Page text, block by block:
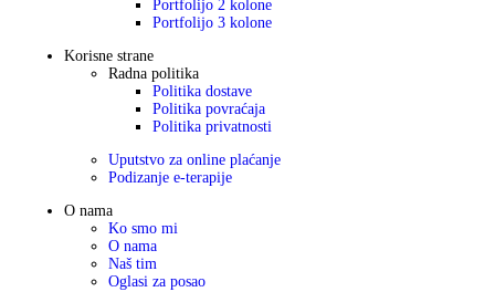
Portfolijo 2 kolone
Portfolijo 3 kolone
Korisne strane
Radna politika
Politika dostave
Politika povraćaja
Politika privatnosti
Uputstvo za online plaćanje
Podizanje e-terapije
O nama
Ko smo mi
O nama
Naš tim
Oglasi za posao